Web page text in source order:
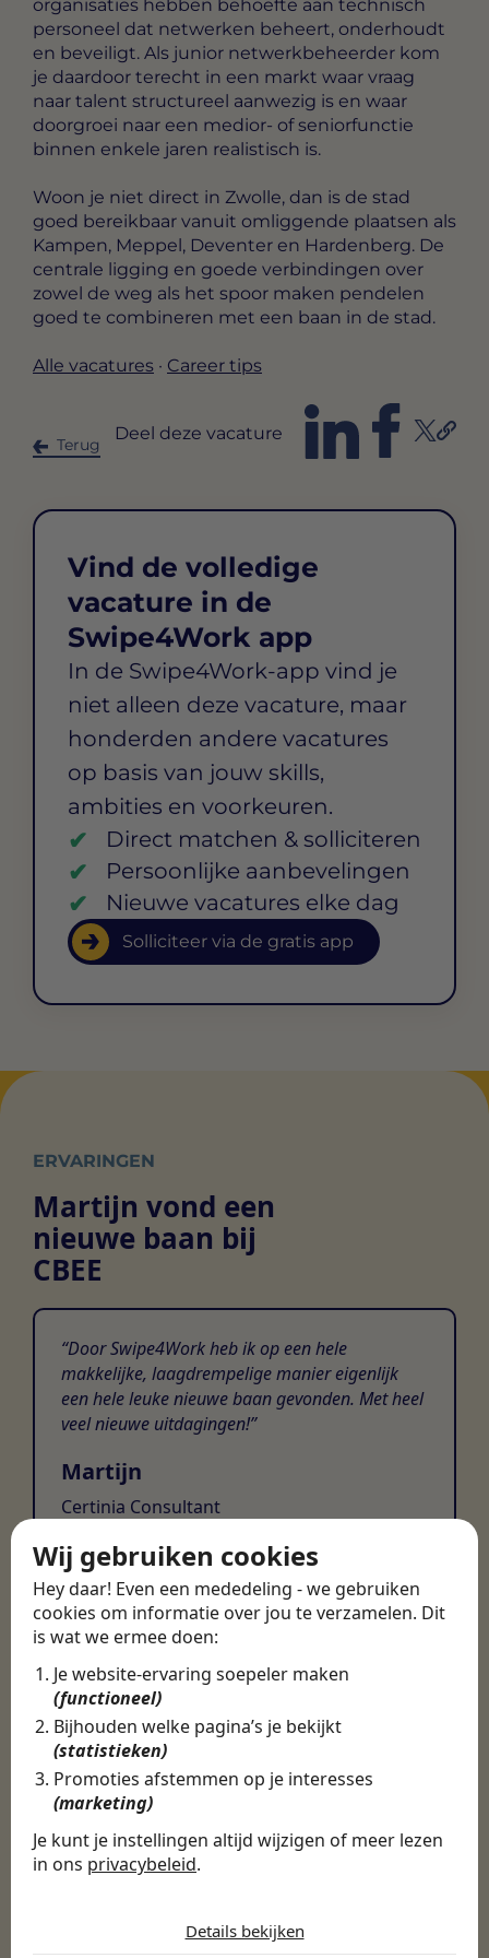
Wij gebruiken cookies
Hey daar! Even een mededeling - we gebruiken
cookies om informatie over jou te verzamelen. Dit
is wat we ermee doen:
Je website-ervaring soepeler maken
(functioneel)
Bijhouden welke pagina’s je bekijkt
(statistieken)
Promoties afstemmen op je interesses
(marketing)
Je kunt je instellingen altijd wijzigen of meer lezen
in ons privacybeleid.
Details bekijken
organisaties hebben behoefte aan technisch
personeel dat netwerken beheert, onderhoudt
en beveiligt. Als junior netwerkbeheerder kom
je daardoor terecht in een markt waar vraag
naar talent structureel aanwezig is en waar
doorgroei naar een medior- of seniorfunctie
binnen enkele jaren realistisch is.
Woon je niet direct in Zwolle, dan is de stad
goed bereikbaar vanuit omliggende plaatsen als
Kampen, Meppel, Deventer en Hardenberg. De
centrale ligging en goede verbindingen over
zowel de weg als het spoor maken pendelen
goed te combineren met een baan in de stad.
Alle vacatures · Career tips
Terug
Deel deze vacature
Vind de volledige
vacature in de
Swipe4Work app
In de Swipe4Work-app vind je
niet alleen deze vacature, maar
honderden andere vacatures
op basis van jouw skills,
ambities en voorkeuren.
Direct matchen & solliciteren
Persoonlijke aanbevelingen
Nieuwe vacatures elke dag
Solliciteer via de gratis app
ERVARINGEN
Martijn vond een
nieuwe baan bij
CBEE
Door Swipe4Work heb ik op een hele
makkelijke, laagdrempelige manier eigenlijk
een hele leuke nieuwe baan gevonden. Met heel
veel nieuwe uitdagingen!
Martijn
Certinia Consultant